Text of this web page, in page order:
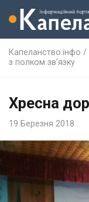
Капеланство.інфо /
з полком зв’язку
Хресна
19 Березня 2018